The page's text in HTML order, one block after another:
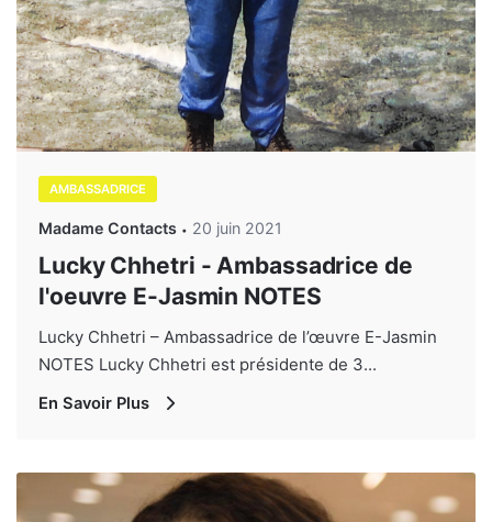
AMBASSADRICE
Madame Contacts 20 juin 2021
Lucky Chhetri - Ambassadrice de
l'oeuvre E-Jasmin NOTES
Lucky Chhetri – Ambassadrice de l’œuvre E-Jasmin
NOTES Lucky Chhetri est présidente de 3...
En Savoir Plus